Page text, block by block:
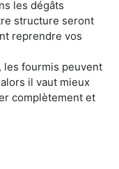
les dégâts
structure seront
reprendre vos
les fourmis peuvent
il vaut mieux
complètement et